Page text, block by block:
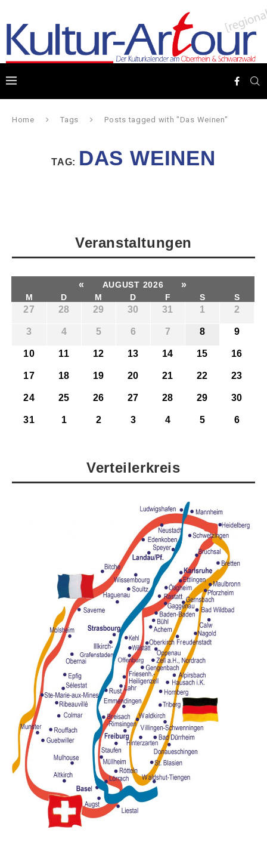
Home Tags Posts tagged with "Das Weinen"
TAG: DAS WEINEN
Veranstaltungen
« AUGUST 2026 »
M D M D F S S
27 28 29 30 31 1 2
3 4 5 6 7 8 9
10 11 12 13 14 15 16
17 18 19 20 21 22 23
24 25 26 27 28 29 30
31 1 2 3 4 5 6
Verteilerkreis